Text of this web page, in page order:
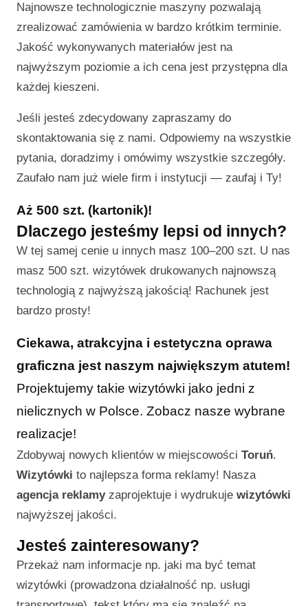
Najnowsze technologicznie maszyny pozwalają
zrealizować zamówienia w bardzo krótkim terminie.
Jakość wykonywanych materiałów jest na
najwyższym poziomie a ich cena jest przystępna dla
każdej kieszeni.
Jeśli jesteś zdecydowany zapraszamy do
skontaktowania się z nami. Odpowiemy na wszystkie
pytania, doradzimy i omówimy wszystkie szczegóły.
Zaufało nam już wiele firm i instytucji — zaufaj i Ty!
Aż 500 szt. (kartonik)!
Dlaczego jesteśmy lepsi od innych?
W tej samej cenie u innych masz 100–200 szt. U nas
masz 500 szt. wizytówek drukowanych najnowszą
technologią z najwyższą jakością! Rachunek jest
bardzo prosty!
Ciekawa, atrakcyjna i estetyczna oprawa
graficzna jest naszym największym atutem!
Projektujemy takie wizytówki jako jedni z
nielicznych w Polsce. Zobacz nasze wybrane
realizacje!
Zdobywaj nowych klientów w miejscowości Toruń.
Wizytówki to najlepsza forma reklamy! Nasza
agencja reklamyzaprojektuje i wydrukuje wizytówki
najwyższej jakości.
Jesteś zainteresowany?
Przekaż nam informacje np. jaki ma być temat
wizytówki (prowadzona działalność np. usługi